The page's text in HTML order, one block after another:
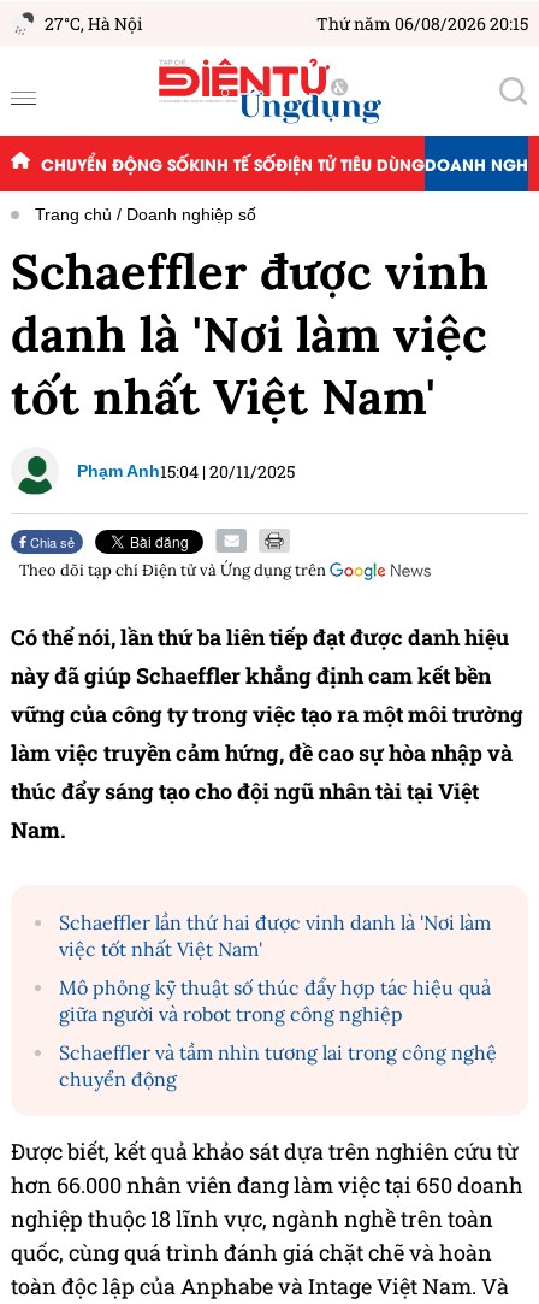
27°C,Hà Nội Thứ năm 06/08/2026 20:15
CHUYỂN ĐỘNG SỐKINH TẾ SỐĐIỆN TỬ TIÊU DÙNGDOANH
Trang chủ Doanh nghiệp số
Schaeffler được vinh
danh là 'Nơi làm việc
tốt nhất Việt Nam'
Phạm Anh15:04 |20/11/2025
Chia sẻ
Theo dõi tạp chíĐiện tử và Ứng dụngtrên
Có thể nói, lần thứ ba liên tiếp đạt được danh hiệu
này đã giúp Schaeffler khẳng định cam kết bền
vững của công ty trong việc tạo ra một môi trường
làm việc truyền cảm hứng, đề cao sự hòa nhập và
thúc đẩy sáng tạo cho đội ngũ nhân tài tại Việt
Nam.
Schaeffler lần thứ hai được vinh danh là 'Nơi làm
việc tốt nhất Việt Nam'
Mô phỏng kỹ thuật số thúc đẩy hợp tác hiệu quả
giữa người và robot trong công nghiệp
Schaeffler và tầm nhìn tương lai trong công nghệ
chuyển động
Được biết, kết quả khảo sát dựa trên nghiên cứu từ
hơn 66.000 nhân viên đang làm việc tại 650 doanh
nghiệp thuộc 18 lĩnh vực, ngành nghề trên toàn
quốc, cùng quá trình đánh giá chặt chẽ và hoàn
toàn độc lập của Anphabe và Intage Việt Nam. Và